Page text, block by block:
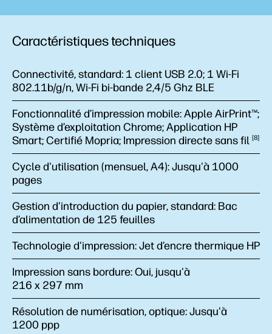
Caractéristiques techniques
Connectivité, standard: 1 client USB 2.0; 1 Wi-Fi
802.11b/g/n, Wi-Fi bi-bande 2,4/5 Ghz BLE
Fonctionnalité d’impression mobile:Apple AirPrint™;
Système d’exploitation Chrome; Application HP
Smart; Certifié Mopria; Impression directe sansfil 8
Cycle d'utilisation (mensuel, A4):Jusqu'à 1000
pages
Gestion d'introduction du papier, standard: Bac
d’alimentation de 125 feuilles
Technologie d'impression:Jet d’encre thermique HP
Impression sans bordure:Oui, jusqu'à
216 x 297 mm
Résolution de numérisation, optique:Jusqu'à
1200 ppp